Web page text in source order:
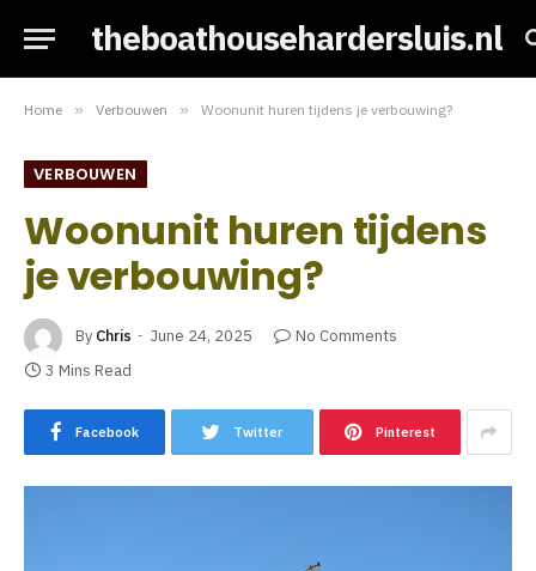
theboathousehardersluis.nl
Home » Verbouwen » Woonunit huren tijdens je verbouwing?
VERBOUWEN
Woonunit huren tijdens
je verbouwing?
By Chris June 24, 2025
No Comments
3 Mins Read
Facebook Twitter Pinterest